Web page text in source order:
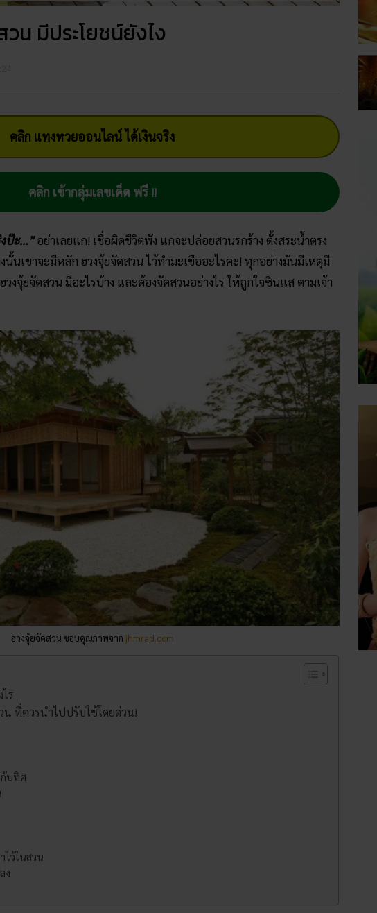
น มีประโยชน์ยังไง
คลิก แทงหวยออนไลน์ ได้เงินจริง
คลิก เข้ากลุ่มเลขเด็ด ฟรี !!
ป๊ะ…”อย่าเลยแก! เชื่อผิดชีวิตพัง แกจะปล่อยสวนรกร้าง ตั้งสระน้ำตรง
นั้นเขาจะมีหลัก ฮวงจุ้ยจัดสวน ไว้ทำมะเขืออะไรคะ! ทุกอย่างมันมีเหตุมี
งจุ้ยจัดสวน มีอะไรบ้าง และต้องจัดสวนอย่างไร ให้ถูกใจซินแส ตามเจ้า
ฮวงจุ้ยจัดสวน ขอบคุณภาพจาก jhmrad.com
ร
น ที่ควรนำไปปรับใช้โดยด่วน!
กับทิศ
ไว้ในสวน
ง